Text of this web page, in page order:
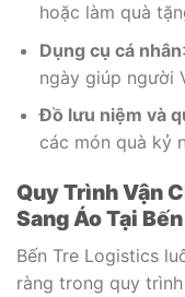
hoặc làm quà
Dụng cụ cá nhân
ngày giúp người
Đồ lưu niệm và
các món quà kỷ
Quy Trình Vận
Sang Áo Tại
Bến Tre Logistics
ràng trong quy